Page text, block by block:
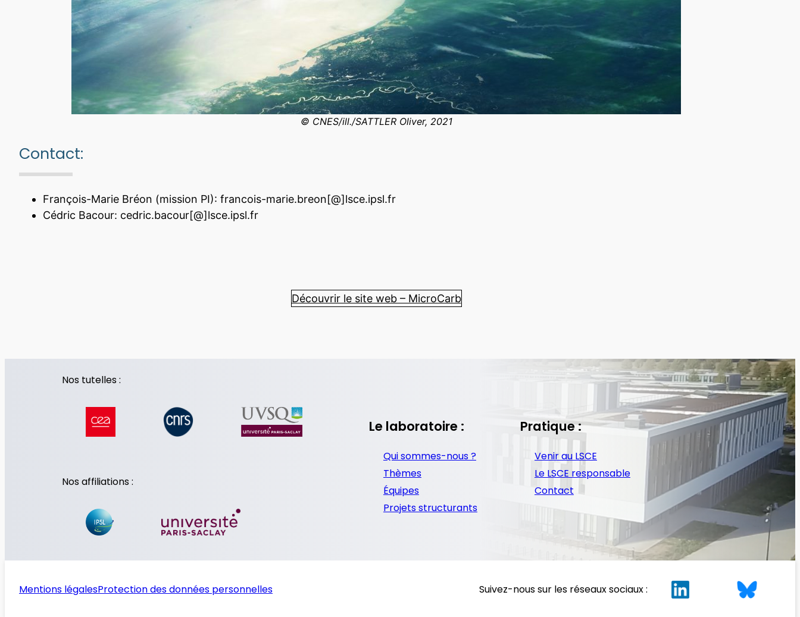
© CNES/ill./SATTLER Oliver, 2021
Contact:
François-Marie Bréon (mission PI): francois-marie.breon[@]lsce.ipsl.fr
Cédric Bacour: cedric.bacour[@]lsce.ipsl.fr
Découvrir le site web – MicroCarb
Nos tutelles :
Nos affiliations :
Le laboratoire :
Qui sommes-nous ?
Thèmes
Équipes
Projets structurants
Pratique :
Venir au LSCE
Le LSCE responsable
Contact
Mentions légalesProtection des données personnelles Suivez-nous sur les réseaux sociaux :